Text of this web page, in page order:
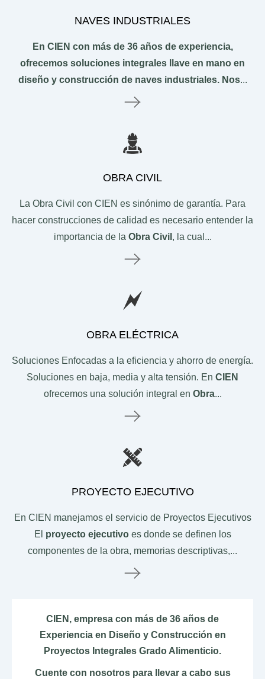
NAVES INDUSTRIALES
En CIEN con más de 36 años de experiencia,
ofrecemos soluciones integrales llave en mano en
diseño y construcción de naves industriales. Nos...
OBRA CIVIL
La Obra Civil con CIEN es sinónimo de garantía. Para
hacer construcciones de calidad es necesario entender la
importancia de la Obra Civil , la cual...
OBRA ELÉCTRICA
Soluciones Enfocadas a la eficiencia y ahorro de energía.
Soluciones en baja, media y alta tensión. En CIEN
ofrecemos una solución integral en Obra...
PROYECTO EJECUTIVO
En CIEN manejamos el servicio de Proyectos Ejecutivos
El proyecto ejecutivoes donde se definen los
componentes de la obra, memorias descriptivas,...
CIEN, empresa con más de 36 años de
Experiencia en Diseño y Construcción en
Proyectos Integrales Grado Alimenticio.
Cuente con nosotros para llevar a cabo sus